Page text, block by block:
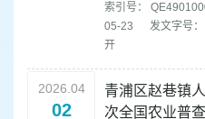
索引号：
05-23
发文字号
开
2026.04
02
青浦区赵巷镇
次全国农业普